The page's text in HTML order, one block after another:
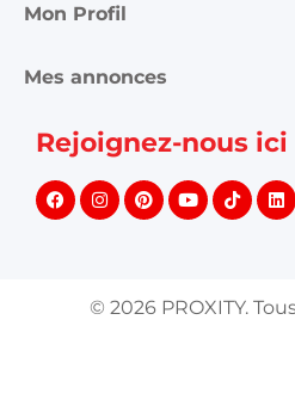
Mon Profil
Mes annonces
Rejoignez-nous ici
© 2026 PROXITY.